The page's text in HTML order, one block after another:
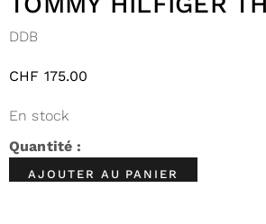
DDB
CHF 175.00
En stock
AJOUTER AU PANIER